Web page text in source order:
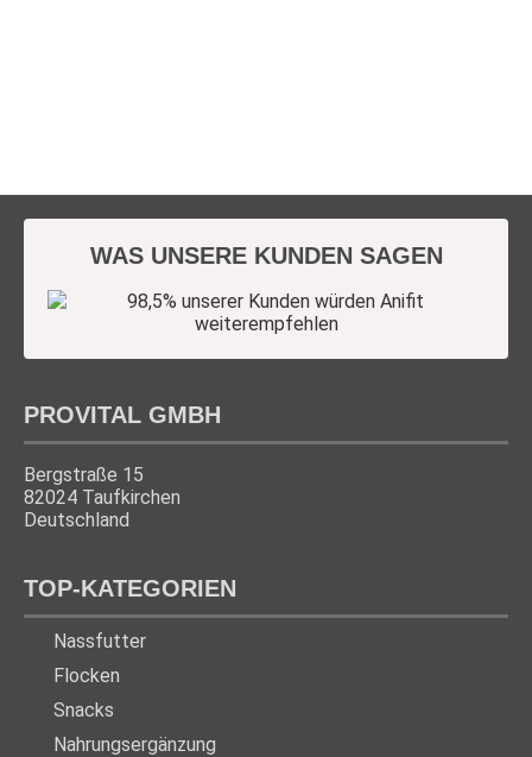
WAS UNSERE KUNDEN SAGEN
PROVITAL GMBH
Bergstraße 15
82024 Taufkirchen
Deutschland
TOP-KATEGORIEN
Nassfutter
Flocken
Snacks
Nahrungsergänzung